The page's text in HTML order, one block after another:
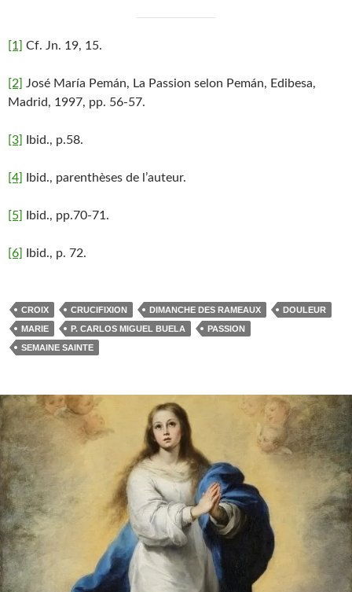
[1] Cf. Jn. 19, 15.
[2] José María Pemán, La Passion selon Pemán, Edibesa,
Madrid, 1997, pp. 56-57.
[3] Ibid., p.58.
[4] Ibid., parenthèses de l’auteur.
[5] Ibid., pp.70-71.
[6] Ibid., p. 72.
CROIX CRUCIFIXION DIMANCHE DES RAMEAUX
DOULEUR
MARIE
P. CARLOS MIGUEL BUELA
PASSION
SEMAINE SAINTE